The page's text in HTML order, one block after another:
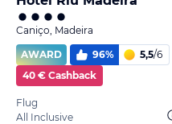
Caniço, Madeira
AWARD
96% 5,5/6
40 € Cashback
Flug
All Inclusive